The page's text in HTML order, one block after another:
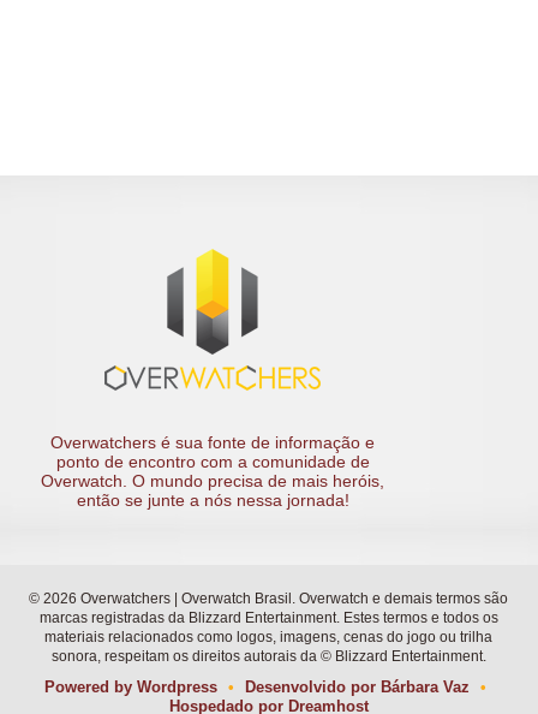
Overwatchers é sua fonte de informação e
ponto de encontro com a comunidade de
Overwatch. O mundo precisa de mais heróis,
então se junte a nós nessa jornada!
© 2026 Overwatchers | Overwatch Brasil. Overwatch e demais termos são
marcas registradas da Blizzard Entertainment. Estes termos e todos os
materiais relacionados como logos, imagens, cenas do jogo ou trilha
sonora, respeitam os direitos autorais da © Blizzard Entertainment.
Powered by Wordpress • Desenvolvido por Bárbara Vaz
•
Hospedado por Dreamhost